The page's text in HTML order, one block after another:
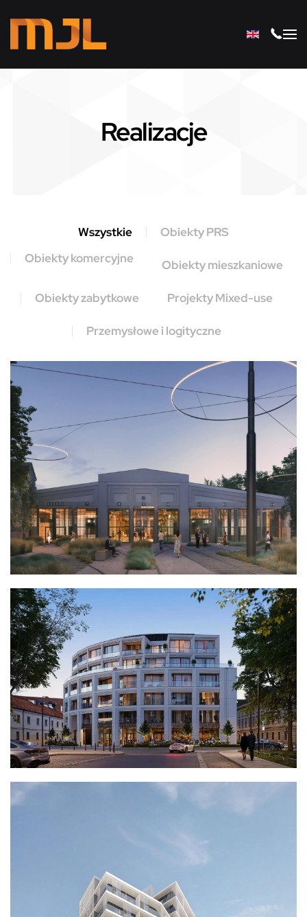
Przejdź do głównej treści
Realizacje
Wszystkie
Obiekty PRS
Obiekty komercyjne
Obiekty mieszkaniowe
Obiekty zabytkowe Projekty Mixed-use
Przemysłowe i logityczne